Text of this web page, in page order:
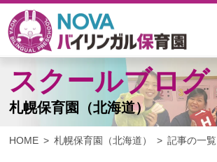
スクールブログ
札幌保育園（北海道）
HOME 札幌保育園（北海道） 記事の一覧